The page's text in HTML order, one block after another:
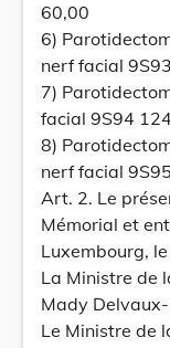
60,00
6)
nerf facial
7)
facial 9S94
8)
nerf facial
Art. 2. Le
Mémorial et
Luxembourg,
La Ministre de
Mady
Le Ministre de